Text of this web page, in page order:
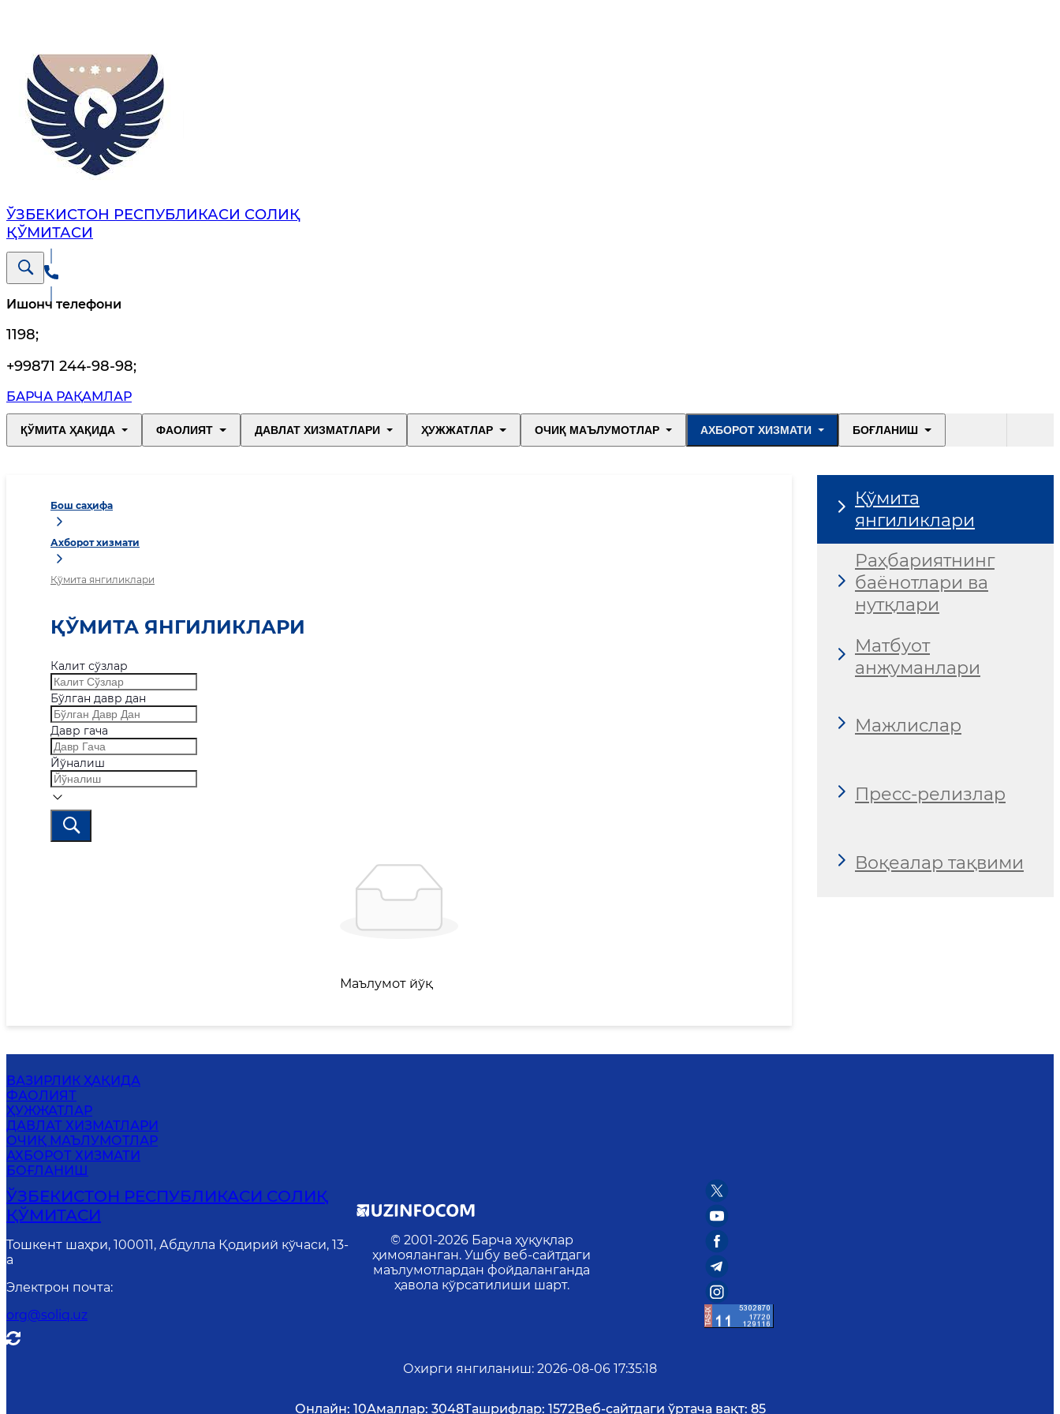
ЎЗБЕКИСТОН РЕСПУБЛИКАСИ СОЛИҚ
ҚЎМИТАСИ
Ишонч телефони
1198;
+99871 244-98-98;
БАРЧА РАҚАМЛАР
ҚЎМИТА ҲАҚИДА ФАОЛИЯТ ДАВЛАТ ХИЗМАТЛАРИ ҲУЖЖАТЛАР ОЧИҚ МАЪЛУМОТЛАР АХБОРОТ ХИЗМАТИ БОҒЛАНИШ
Бош саҳифа
Ахборот хизмати
Қўмита янгиликлари
ҚЎМИТА ЯНГИЛИКЛАРИ
Калит сўзлар
Бўлган давр дан
Давр гача
Йўналиш
Маълумот йўқ
Қўмита
янгиликлари
Раҳбариятнинг
баёнотлари ва
нутқлари
Матбуот
анжуманлари
Мажлислар
Пресс-релизлар
Воқеалар тақвими
ВАЗИРЛИК ҲАҚИДА
ФАОЛИЯТ
ҲУЖЖАТЛАР
ДАВЛАТ ХИЗМАТЛАРИ
ОЧИҚ МАЪЛУМОТЛАР
АХБОРОТ ХИЗМАТИ
БОҒЛАНИШ
ЎЗБЕКИСТОН РЕСПУБЛИКАСИ СОЛИҚ
ҚЎМИТАСИ
Тошкент шаҳри, 100011, Абдулла Қодирий кўчаси, 13-
a
Электрон почта:
org@soliq.uz
© 2001-2026 Барча ҳуқуқлар
ҳимояланган. Ушбу веб-сайтдаги
маълумотлардан фойдаланганда
ҳавола кўрсатилиши шарт.
Охирги янгиланиш: 2026-08-06 17:35:18
Онлайн: 10Амаллар: 3048Ташрифлар: 1572Веб-сайтдаги ўртача вақт: 85